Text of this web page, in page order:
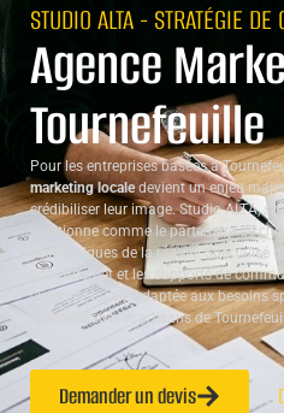
STUDIO ALTA - STRATÉGIE
Agence
Tournefeuille
Pour les entreprises basées à
marketing localedevient un enjeu
crédibiliser leur image. Studio ALTA,
positionne comme le partenaire de
économiques de la région. Spécialisé
sites internet et les supports de
expertise locale adaptée aux besoins
indépendants et artisans de
Demander un devis